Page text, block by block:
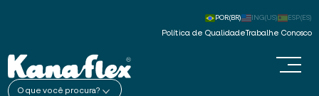
Política de Qualidade Trabalhe Conosco
POR(BR) ING(US) ESP(ES)
O que você procura?